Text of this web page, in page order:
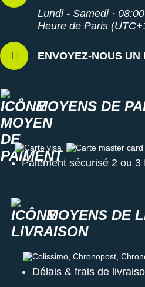
Lundi - Samedi ·
Heure de Paris
ENVOYEZ-NOUS UN
MOYENS DE
Carte visa Carte master card
Paiement sécurisé 2 ou 3
MOYENS DE
Colissimo, Chronopost, Chrono
Délais & frais de